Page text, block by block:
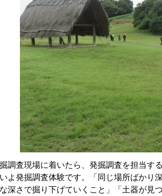
調査現場に着いたら、発掘調査を担当す
よ発掘調査体験です。「同じ場所ばかり
深さで掘り下げていくこと」「土器が見